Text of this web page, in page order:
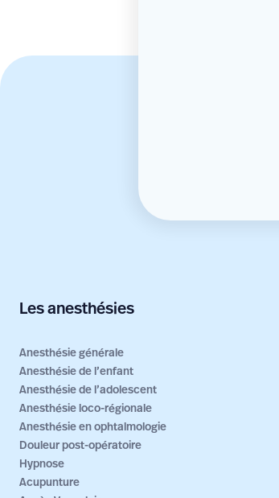
Les anesthésies
Anesthésie générale
Anesthésie de l’enfant
Anesthésie de l’adolescent
Anesthésie loco-régionale
Anesthésie en ophtalmologie
Douleur post-opératoire
Hypnose
Acupunture